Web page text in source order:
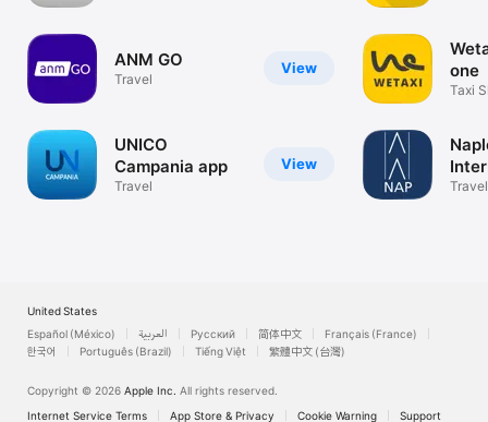
View
ANM GO
Travel
View
UNICO
Campania app
Travel
one
Taxi
Travel
United States
Español (México)
العربية Русский 简体中文
Français (France)
한국어
Português (Brazil) Tiếng Việt 繁體中文 (台灣)
Copyright © 2026 Apple Inc. All rights reserved.
Internet Service Terms
App Store & Privacy Cookie Warning Support